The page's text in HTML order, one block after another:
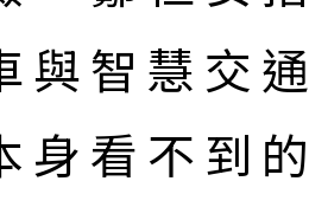
與智慧交
身看不到